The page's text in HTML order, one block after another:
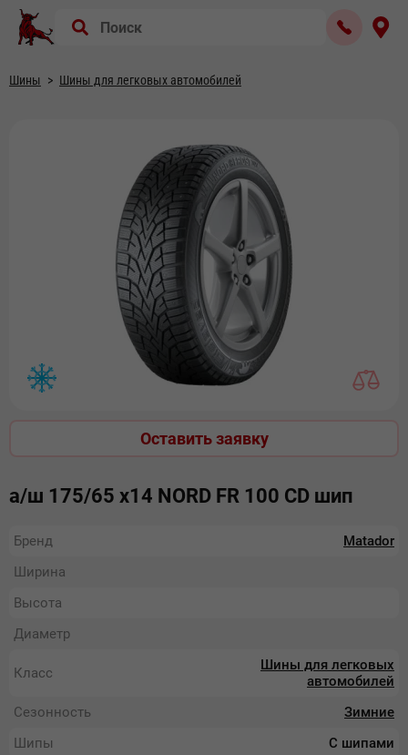
Шины Шины для легковых автомобилей
Оставить заявку
а/ш 175/65 х14 NORD FR 100 СD шип
Бренд
Matador
Ширина
Высота
Диаметр
Класс
Шины для легковых
автомобилей
Сезонность
Зимние
Шипы
С шипами